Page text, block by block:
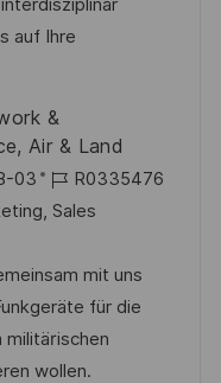
auf Ihre
&
Air & Land
03
J
o
I
d
R0335476
Sales
mit uns
für die
wollen.